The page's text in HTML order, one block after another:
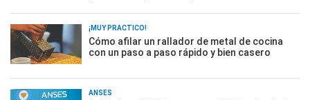
¡MUY PRÁCTICO!
Cómo afilar un rallador de metal de cocina
con un paso a paso rápido y bien casero
ANSES